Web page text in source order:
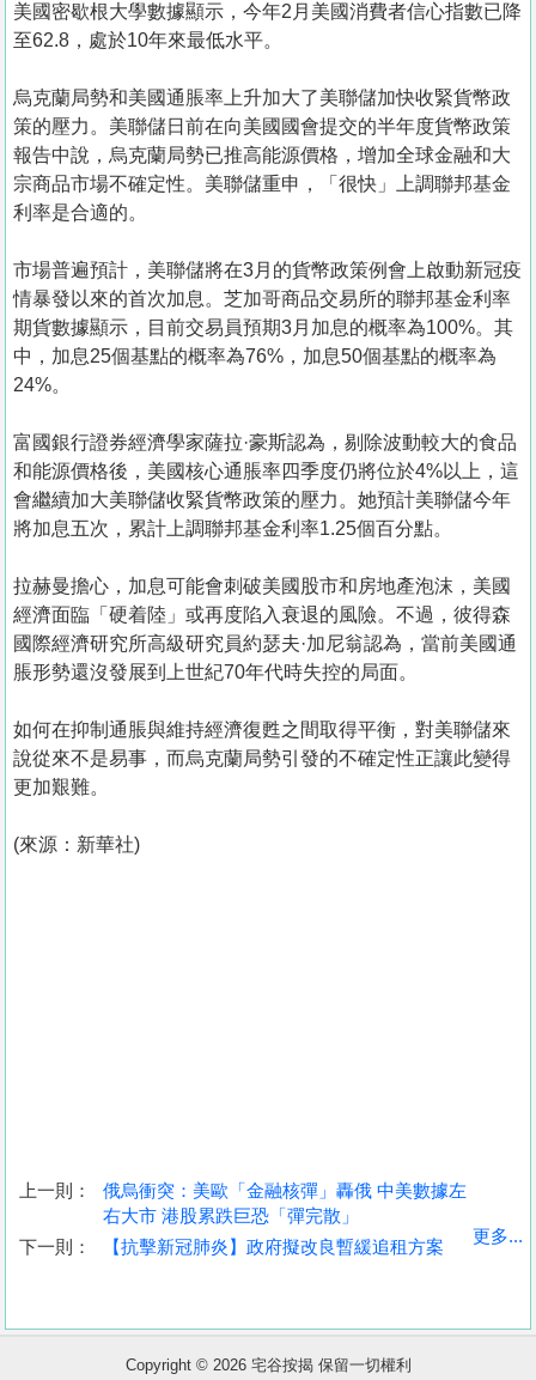
收
盤
美國密歇根大學數據顯示，今年2月美國消費者信心指數已降
至62.8，處於10年來最低水平。
烏克蘭局勢和美國通脹率上升加大了美聯儲加快收緊貨幣政
策的壓力。美聯儲日前在向美國國會提交的半年度貨幣政策
報告中說，烏克蘭局勢已推高能源價格，增加全球金融和大
宗商品市場不確定性。美聯儲重申，「很快」上調聯邦基金
利率是合適的。
市場普遍預計，美聯儲將在3月的貨幣政策例會上啟動新冠疫
情暴發以來的首次加息。芝加哥商品交易所的聯邦基金利率
期貨數據顯示，目前交易員預期3月加息的概率為100%。其
中，加息25個基點的概率為76%，加息50個基點的概率為
24%。
富國銀行證券經濟學家薩拉·豪斯認為，剔除波動較大的食品
和能源價格後，美國核心通脹率四季度仍將位於4%以上，這
會繼續加大美聯儲收緊貨幣政策的壓力。她預計美聯儲今年
將加息五次，累計上調聯邦基金利率1.25個百分點。
拉赫曼擔心，加息可能會刺破美國股市和房地產泡沫，美國
經濟面臨「硬着陸」或再度陷入衰退的風險。不過，彼得森
國際經濟研究所高級研究員約瑟夫·加尼翁認為，當前美國通
脹形勢還沒發展到上世紀70年代時失控的局面。
如何在抑制通脹與維持經濟復甦之間取得平衡，對美聯儲來
說從來不是易事，而烏克蘭局勢引發的不確定性正讓此變得
更加艱難。
(來源：新華社)
上一則：
俄烏衝突：美歐「金融核彈」轟俄 中美數據左
右大市 港股累跌巨恐「彈完散」
下一則：
【抗擊新冠肺炎】政府擬改良暫緩追租方案
更多...
Copyright © 2026 宅谷按揭 保留一切權利